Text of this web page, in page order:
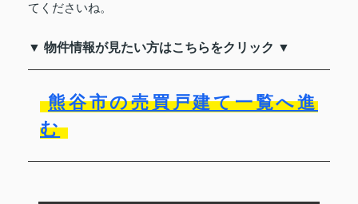
てくださいね。
▼ 物件情報が見たい方はこちらをクリック ▼
熊谷市の売買戸建て一覧へ進
む